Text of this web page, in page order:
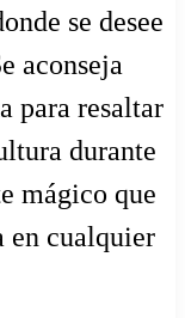
se desee
aconseja
para resaltar
durante
mágico que
en cualquier